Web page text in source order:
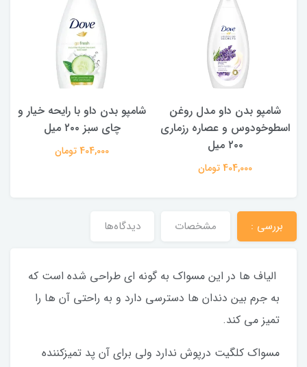
شامپو بدن ‌داو مدل روغن
اسطوخودوس و عصاره رزماری
۲۰۰ میل
404,000 تومان
شامپو بدن داو با رایحه خیار و
چای سبز ۲۰۰ میل
404,000 تومان
بررسي : مشخصات دیدگاه‌ها
الیاف ها در این مسواک به گونه ای طراحی شده است که
به جرم بین دندان ها دسترسی دارد و به راحتی آن ها را
تمیز می کند.
مسواک کلگیت درپوش ندارد ولی برای آن پد تمیزکننده